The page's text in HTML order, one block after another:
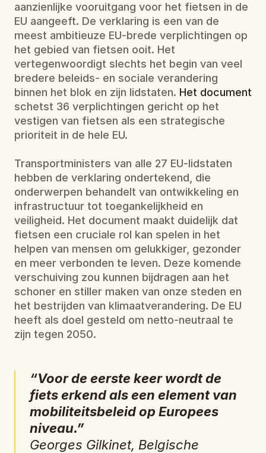
aanzienlijke vooruitgang voor het fietsen in de
EU aangeeft. De verklaring is een van de
meest ambitieuze EU-brede verplichtingen op
het gebied van fietsen ooit. Het
vertegenwoordigt slechts het begin van veel
bredere beleids- en sociale verandering
binnen het blok en zijn lidstaten. Het document
schetst 36 verplichtingen gericht op het
vestigen van fietsen als een strategische
prioriteit in de hele EU.
Transportministers van alle 27 EU-lidstaten
hebben de verklaring ondertekend, die
onderwerpen behandelt van ontwikkeling en
infrastructuur tot toegankelijkheid en
veiligheid. Het document maakt duidelijk dat
fietsen een cruciale rol kan spelen in het
helpen van mensen om gelukkiger, gezonder
en meer verbonden te leven. Deze komende
verschuiving zou kunnen bijdragen aan het
schoner en stiller maken van onze steden en
het bestrijden van klimaatverandering. De EU
heeft als doel gesteld om netto-neutraal te
zijn tegen 2050.
“Voor de eerste keer wordt de
fiets erkend als een element van
mobiliteitsbeleid op Europees
niveau.”
Georges Gilkinet, Belgische